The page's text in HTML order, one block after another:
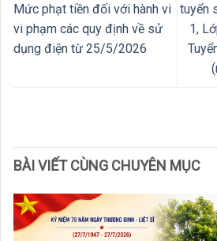
Mức phạt tiền đối với hành vi
vi phạm các quy định về sử
dụng điện từ 25/5/2026
tuyển
1,
BÀI VIẾT CÙNG CHUYÊN MỤC